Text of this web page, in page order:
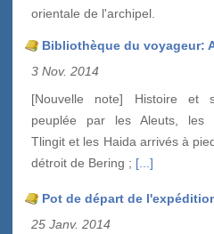
orientale de l'archipel.
Bibliothèque du voyageur:
3 Nov. 2014
[Nouvelle note] Histoire et
peuplée par les Aleuts, les
Tlingit et les Haida arrivés à
détroit de Bering ; [...]
Pot de départ de
25 Janv. 2014